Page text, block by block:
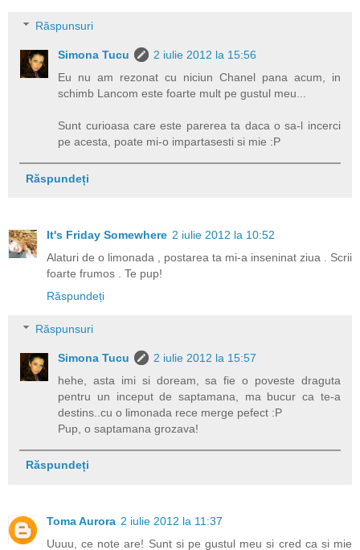
Răspunsuri
Simona Tucu
2 iulie 2012 la 15:56
Eu nu am rezonat cu niciun Chanel pana acum, in
schimb Lancom este foarte mult pe gustul meu...
Sunt curioasa care este parerea ta daca o sa-l incerci
pe acesta, poate mi-o impartasesti si mie :P
Răspundeți
It's Friday Somewhere 2 iulie 2012 la 10:52
Alaturi de o limonada , postarea ta mi-a inseninat ziua . Scrii
foarte frumos . Te pup!
Răspundeți
Răspunsuri
Simona Tucu
2 iulie 2012 la 15:57
hehe, asta imi si doream, sa fie o poveste draguta
pentru un inceput de saptamana, ma bucur ca te-a
destins..cu o limonada rece merge pefect :P
Pup, o saptamana grozava!
Răspundeți
Toma Aurora 2 iulie 2012 la 11:37
Uuuu, ce note are! Sunt si pe gustul meu si cred ca si mie